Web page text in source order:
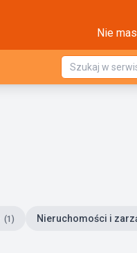
Nie
(1) Nieruchomości i